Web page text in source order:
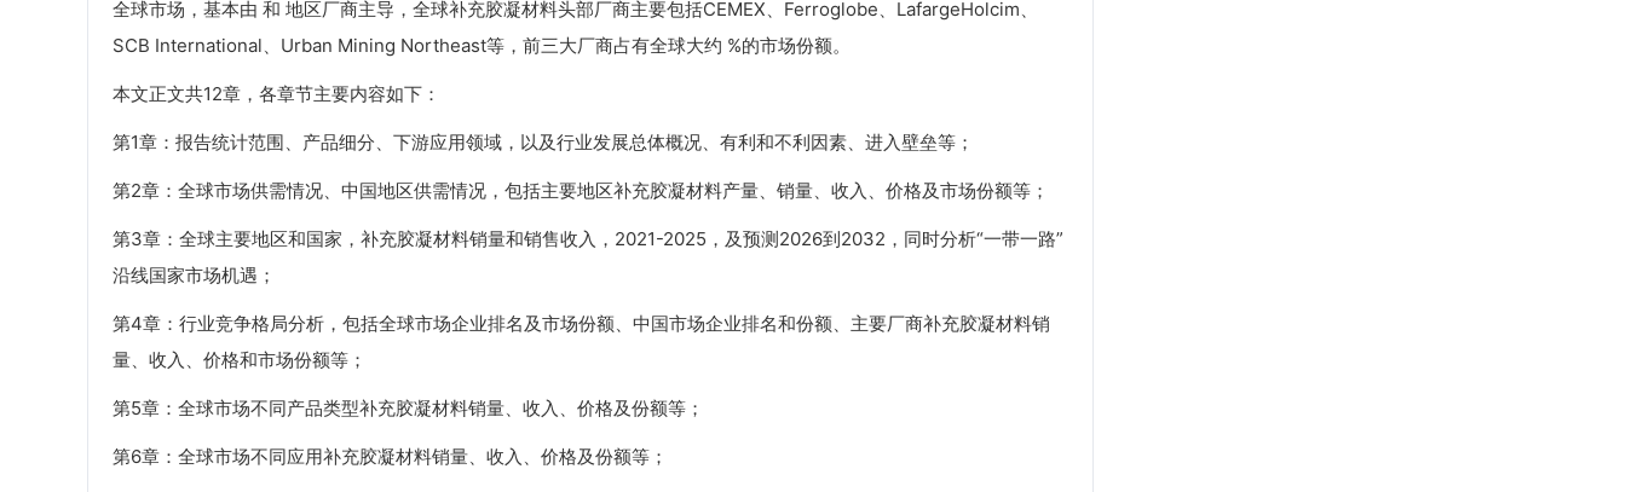
全球市场，基本由 和 地区厂商主导，全球补充胶凝材料头部厂商主要包括CEMEX、Ferroglobe、LafargeHolcim、
SCB International、Urban Mining Northeast等，前三大厂商占有全球大约 %的市场份额。
本文正文共12章，各章节主要内容如下：
第1章：报告统计范围、产品细分、下游应用领域，以及行业发展总体概况、有利和不利因素、进入壁垒等；
第2章：全球市场供需情况、中国地区供需情况，包括主要地区补充胶凝材料产量、销量、收入、价格及市场份额等；
第3章：全球主要地区和国家，补充胶凝材料销量和销售收入，2021-2025，及预测2026到2032，同时分析“一带一路”
沿线国家市场机遇；
第4章：行业竞争格局分析，包括全球市场企业排名及市场份额、中国市场企业排名和份额、主要厂商补充胶凝材料销
量、收入、价格和市场份额等；
第5章：全球市场不同产品类型补充胶凝材料销量、收入、价格及份额等；
第6章：全球市场不同应用补充胶凝材料销量、收入、价格及份额等；